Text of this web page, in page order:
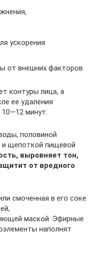
ускорения
от внешних факторов.
контуры лица, а
ее удаления
минут.
половиной
щепоткой пищевой
выровняет тон,
от вредного
смоченная в его соке
маской. Эфирные
наполнят